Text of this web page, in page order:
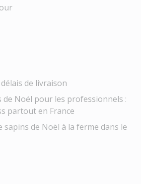
de livraison
de Noël pour les professionnels :
partout en France
sapins de Noël à la ferme dans le